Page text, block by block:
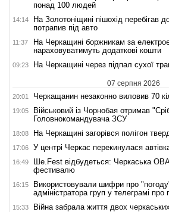
понад 100 людей
14:14
На Золотоніщині пішохід перебігав
потрапив під авто
11:37
На Черкащині боржникам за
нараховуватимуть додаткові кошти
09:23 На Черкащині через підпал сухої
07 серпня 2026
20:01 Черкащанин незаконно виловив 70
19:05
Військовий із Чорнобая отримав
Головнокомандувача ЗСУ
18:08 На Черкащині загорівся полігон
17:06 У центрі Черкас перекинулася
16:49
Ше.Fest відбудеться: Черкаська
фестивалю
16:15
Використовували шифри про
адміністратора груп у телеграмі
15:33 Війна забрала життя двох